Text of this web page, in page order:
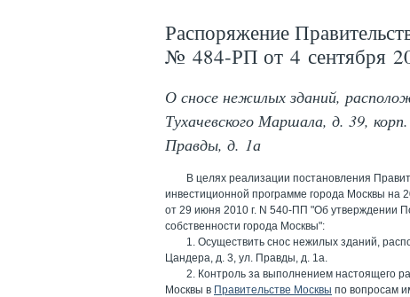
Распоряжение
№ 484-РП от 4 сентября
О сносе нежилых зданий,
Тухачевского Маршала, д. 39,
Правды, д. 1а
В целях реализации постановления
инвестиционной программе города Москвы на
от 29 июня 2010 г. N 540-ПП "Об утверждении
собственности города Москвы":
1. Осуществить снос нежилых зданий,
Цандера, д. 3, ул. Правды, д. 1а.
2. Контроль за выполнением настоящего
Москвы в Правительстве Москвы по вопросам